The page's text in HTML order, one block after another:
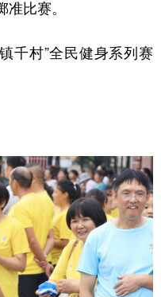
比赛。
村”全民健身系列赛